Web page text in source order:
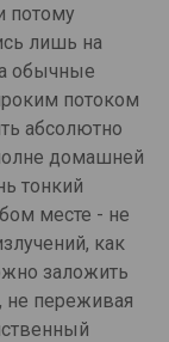
потому
лишь на
обычные
потоком
абсолютно
домашней
тонкий
месте - не
как
заложить
не переживая